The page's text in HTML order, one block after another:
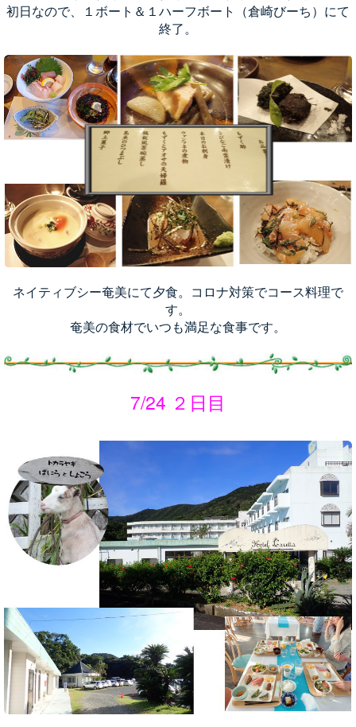
初日なので、１ボート＆１ハーフボート（倉崎びーち）にて
終了。
ネイティブシー奄美にて夕食。コロナ対策でコース料理で
す。
奄美の食材でいつも満足な食事です。
7/24 ２日目